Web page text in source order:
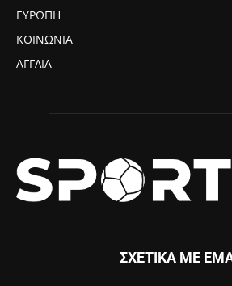
ΕΥΡΩΠΗ
ΚΟΙΝΩΝΙΑ
ΑΓΓΛΙΑ
ΣΧΕΤΙΚΑ ΜΕ